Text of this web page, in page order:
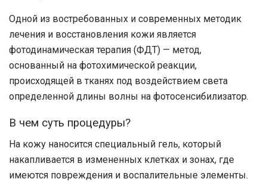
Одной из востребованных и современных методик
лечения и восстановления кожи является
фотодинамическая терапия (ФДТ) — метод,
основанный на фотохимической реакции,
происходящей в тканях под воздействием света
определенной длины волны на фотосенсибилизатор.
В чем суть процедуры?
На кожу наносится специальный гель, который
накапливается в измененных клетках и зонах, где
имеются повреждения и воспалительные элементы.